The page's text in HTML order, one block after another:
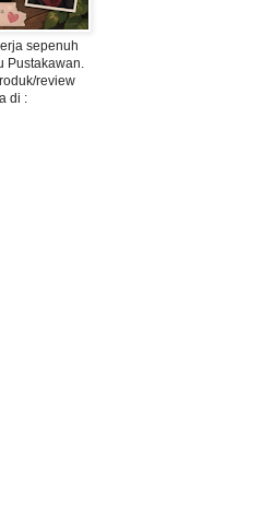
sepenuh
Pustakawan.
review
di :